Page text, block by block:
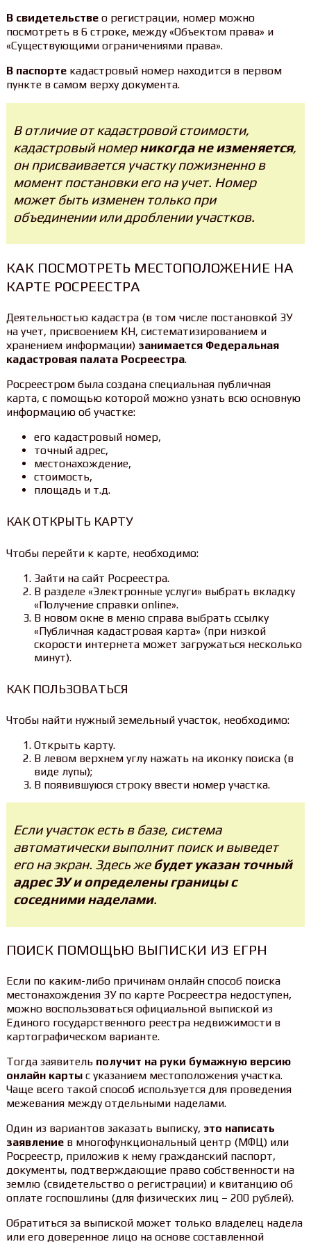
В свидетельствео регистрации, номер можно
посмотреть в 6 строке, между «Объектом права» и
«Существующими ограничениями права».
В паспортекадастровый номер находится в первом
пункте в самом верху документа.
В отличие от кадастровой стоимости,
кадастровый номерникогда не изменяется,
он присваивается участку пожизненно в
момент постановки его на учет. Номер
может быть изменен только при
объединении или дроблении участков.
КАК ПОСМОТРЕТЬ МЕСТОПОЛОЖЕНИЕ НА
КАРТЕ РОСРЕЕСТРА
Деятельностью кадастра (в том числе постановкой ЗУ
на учет, присвоением КН, систематизированием и
хранением информации) занимается Федеральная
кадастровая палата Росреестра.
Росреестром была создана специальная публичная
карта, с помощью которой можно узнать всю основную
информацию об участке:
его кадастровый номер,
точный адрес,
местонахождение,
стоимость,
площадь и т.д.
КАК ОТКРЫТЬ КАРТУ
Чтобы перейти к карте, необходимо:
Зайти на сайт Росреестра.
В разделе «Электронные услуги» выбрать вкладку
«Получение справки online».
В новом окне в меню справа выбрать ссылку
«Публичная кадастровая карта» (при низкой
скорости интернета может загружаться несколько
минут).
КАК ПОЛЬЗОВАТЬСЯ
Чтобы найти нужный земельный участок, необходимо:
Открыть карту.
В левом верхнем углу нажать на иконку поиска (в
виде лупы);
В появившуюся строку ввести номер участка.
Если участок есть в базе, система
автоматически выполнит поиск и выведет
его на экран. Здесь жебудет указан точный
адрес ЗУ и определены границы с
соседними наделами.
ПОИСК ПОМОЩЬЮ ВЫПИСКИ ИЗ ЕГРН
Если по каким-либо причинам онлайн способ поиска
местонахождения ЗУ по карте Росреестра недоступен,
можно воспользоваться официальной выпиской из
Единого государственного реестра недвижимости в
картографическом варианте.
Тогда заявитель получит на руки бумажную версию
онлайн картыс указанием местоположения участка.
Чаще всего такой способ используется для проведения
межевания между отдельными наделами.
Один из вариантов заказать выписку, это написать
заявлениев многофункциональный центр (МФЦ) или
Росреестр, приложив к нему гражданский паспорт,
документы, подтверждающие право собственности на
землю (свидетельство о регистрации) и квитанцию об
оплате госпошлины (для физических лиц – 200 рублей).
Обратиться за выпиской может только владелец надела
или его доверенное лицо на основе составленной